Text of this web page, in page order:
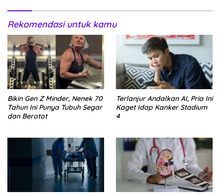
Rekomendasi untuk kamu
Bikin Gen Z Minder, Nenek 70
Tahun Ini Punya Tubuh Segar
dan Berotot
Terlanjur Andalkan AI, Pria Ini
Kaget Idap Kanker Stadium
4